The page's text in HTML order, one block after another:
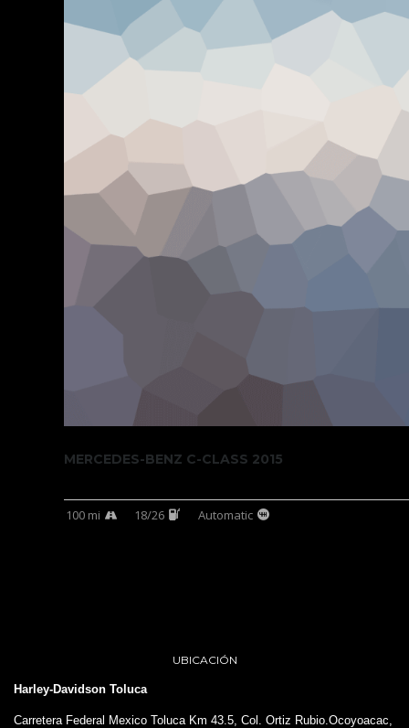
MERCEDES-BENZ C-CLASS 2015
100 mi 18/26 Automatic
UBICACIÓN
Harley-Davidson Toluca
Carretera Federal Mexico Toluca Km 43.5, Col. Ortiz Rubio.Ocoyoacac,